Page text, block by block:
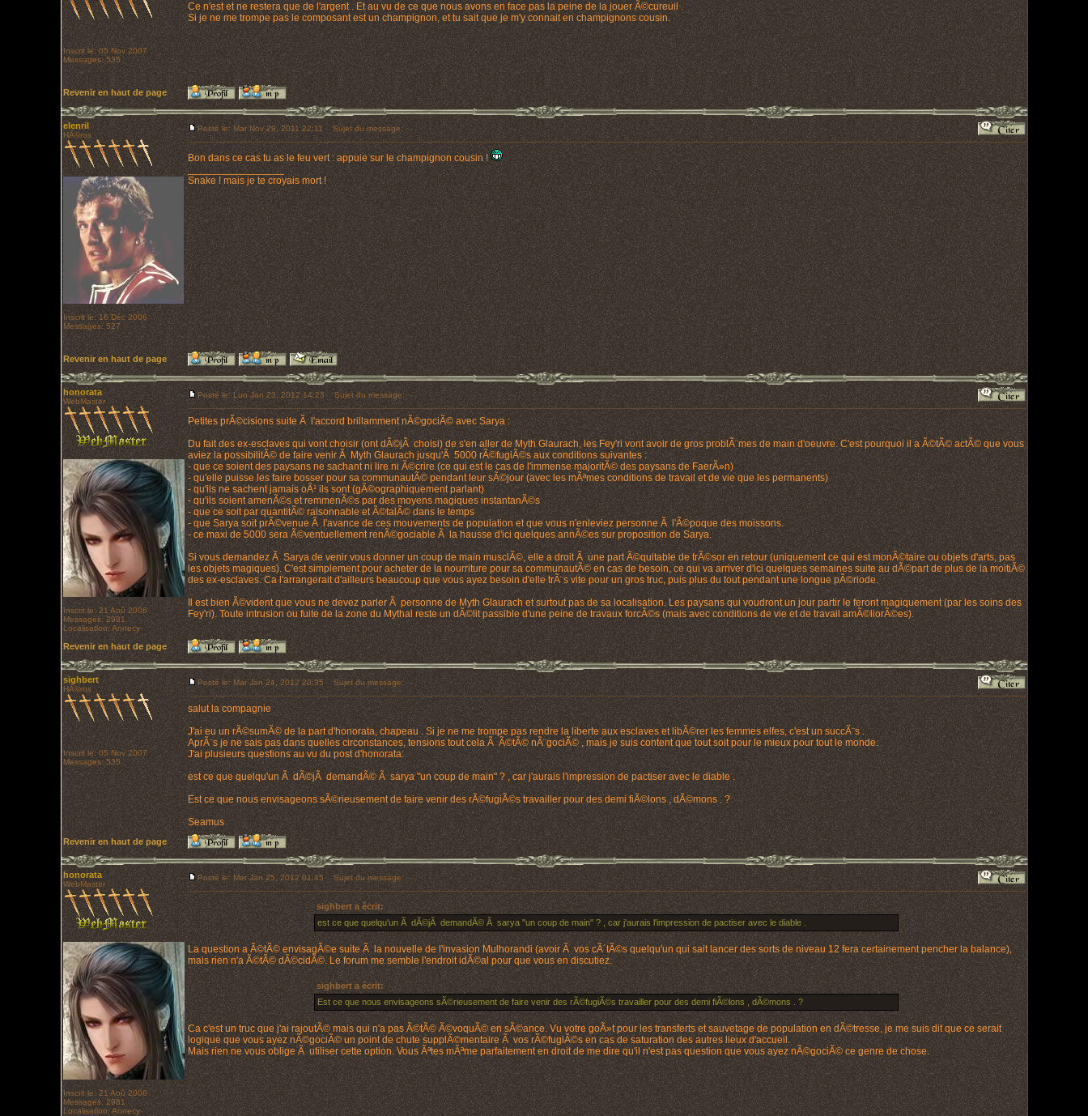
Inscrit le: 05 Nov 2007
Messages: 535
Ce n'est et ne restera que de l'argent . Et au vu de ce que nous avons en face pas la peine de la jouer Ã©cureuil .
Si je ne me trompe pas le composant est un champignon, et tu sait que je m'y connait en champignons cousin.
Revenir en haut de page
elenril
HÃ©ros
Inscrit le: 16 Déc 2006
Messages: 527
Posté le: Mar Nov 29, 2011 22:11 Sujet du message:
Bon dans ce cas tu as le feu vert : appuie sur le champignon cousin !
_________________
Snake ! mais je te croyais mort !
Revenir en haut de page
honorata
WebMaster
Inscrit le: 21 Aoû 2006
Messages: 2981
Localisation: Annecy
Posté le: Lun Jan 23, 2012 14:23 Sujet du message:
Petites prÃ©cisions suite Ã l'accord brillamment nÃ©gociÃ© avec Sarya :
Du fait des ex-esclaves qui vont choisir (ont dÃ©jÃ choisi) de s'en aller de Myth Glaurach, les Fey'ri vont avoir de gros problÃ¨mes de main d'oeuvre. C'est pourquoi il a Ã©tÃ© actÃ© que vous
aviez la possibilitÃ© de faire venir Ã Myth Glaurach jusqu'Ã 5000 rÃ©fugiÃ©s aux conditions suivantes :
- que ce soient des paysans ne sachant ni lire ni Ã©crire (ce qui est le cas de l'immense majoritÃ© des paysans de FaerÃ»n)
- qu'elle puisse les faire bosser pour sa communautÃ© pendant leur sÃ©jour (avec les mÃªmes conditions de travail et de vie que les permanents)
- qu'ils ne sachent jamais oÃ¹ ils sont (gÃ©ographiquement parlant)
- qu'ils soient amenÃ©s et remmenÃ©s par des moyens magiques instantanÃ©s
- que ce soit par quantitÃ© raisonnable et Ã©talÃ© dans le temps
- que Sarya soit prÃ©venue Ã l'avance de ces mouvements de population et que vous n'enleviez personne Ã l'Ã©poque des moissons.
- ce maxi de 5000 sera Ã©ventuellement renÃ©gociable Ã la hausse d'ici quelques annÃ©es sur proposition de Sarya.
Si vous demandez Ã Sarya de venir vous donner un coup de main musclÃ©, elle a droit Ã une part Ã©quitable de trÃ©sor en retour (uniquement ce qui est monÃ©taire ou objets d'arts, pas
les objets magiques). C'est simplement pour acheter de la nourriture pour sa communautÃ© en cas de besoin, ce qui va arriver d'ici quelques semaines suite au dÃ©part de plus de la moitiÃ©
des ex-esclaves. Ca l'arrangerait d'ailleurs beaucoup que vous ayez besoin d'elle trÃ¨s vite pour un gros truc, puis plus du tout pendant une longue pÃ©riode.
Il est bien Ã©vident que vous ne devez parler Ã personne de Myth Glaurach et surtout pas de sa localisation. Les paysans qui voudront un jour partir le feront magiquement (par les soins des
Fey'ri). Toute intrusion ou fuite de la zone du Mythal reste un dÃ©lit passible d'une peine de travaux forcÃ©s (mais avec conditions de vie et de travail amÃ©liorÃ©es).
Revenir en haut de page
sighbert
HÃ©ros
Inscrit le: 05 Nov 2007
Messages: 535
Posté le: Mar Jan 24, 2012 20:35 Sujet du message:
salut la compagnie
J'ai eu un rÃ©sumÃ© de la part d'honorata, chapeau . Si je ne me trompe pas rendre la liberte aux esclaves et libÃ©rer les femmes elfes, c'est un succÃ¨s .
AprÃ¨s je ne sais pas dans quelles circonstances, tensions tout cela Ã Ã©tÃ© nÃ¨gociÃ© , mais je suis content que tout soit pour le mieux pour tout le monde.
J'ai plusieurs questions au vu du post d'honorata:
est ce que quelqu'un Ã dÃ©jÃ demandÃ© Ã sarya "un coup de main" ? , car j'aurais l'impression de pactiser avec le diable .
Est ce que nous envisageons sÃ©rieusement de faire venir des rÃ©fugiÃ©s travailler pour des demi fiÃ©lons , dÃ©mons . ?
Seamus
Revenir en haut de page
honorata
WebMaster
Inscrit le: 21 Aoû 2006
Messages: 2981
Localisation: Annecy
Posté le: Mer Jan 25, 2012 01:45 Sujet du message:
sighbert a écrit:
est ce que quelqu'un Ã dÃ©jÃ demandÃ© Ã sarya "un coup de main" ? , car j'aurais l'impression de pactiser avec le diable .
La question a Ã©tÃ© envisagÃ©e suite Ã la nouvelle de l'invasion Mulhorandi (avoir Ã vos cÃ´tÃ©s quelqu'un qui sait lancer des sorts de niveau 12 fera certainement pencher la balance),
mais rien n'a Ã©tÃ© dÃ©cidÃ©. Le forum me semble l'endroit idÃ©al pour que vous en discutiez.
sighbert a écrit:
Est ce que nous envisageons sÃ©rieusement de faire venir des rÃ©fugiÃ©s travailler pour des demi fiÃ©lons , dÃ©mons . ?
Ca c'est un truc que j'ai rajoutÃ© mais qui n'a pas Ã©tÃ© Ã©voquÃ© en sÃ©ance. Vu votre goÃ»t pour les transferts et sauvetage de population en dÃ©tresse, je me suis dit que ce serait
logique que vous ayez nÃ©gociÃ© un point de chute supplÃ©mentaire Ã vos rÃ©fugiÃ©s en cas de saturation des autres lieux d'accueil.
Mais rien ne vous oblige Ã utiliser cette option. Vous Ãªtes mÃªme parfaitement en droit de me dire qu'il n'est pas question que vous ayez nÃ©gociÃ© ce genre de chose.